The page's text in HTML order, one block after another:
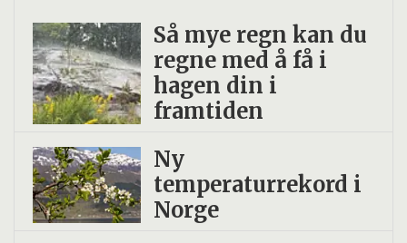
Så mye regn kan du
regne med å få i
hagen din i
framtiden
Ny
temperaturrekord i
Norge